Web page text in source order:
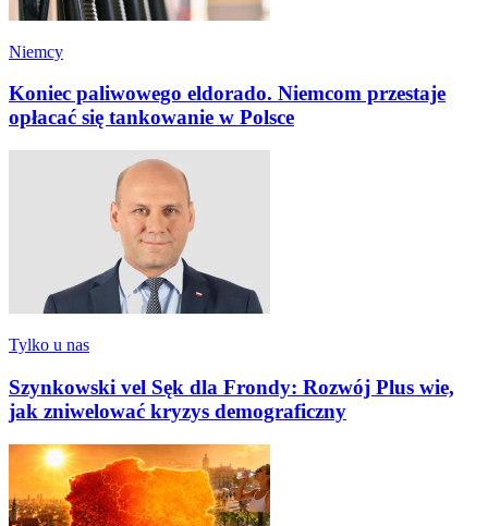
Niemcy
Koniec paliwowego eldorado. Niemcom przestaje
opłacać się tankowanie w Polsce
Tylko u nas
Szynkowski vel Sęk dla Frondy: Rozwój Plus wie,
jak zniwelować kryzys demograficzny